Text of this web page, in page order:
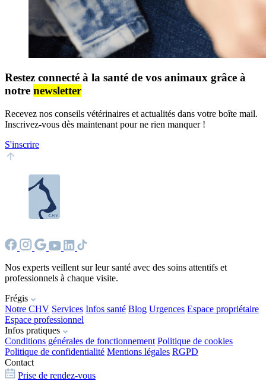
Restez connecté à la santé de vos animaux grâce à
notre newsletter
Recevez nos conseils vétérinaires et actualités dans votre boîte mail.
Inscrivez-vous dès maintenant pour ne rien manquer !
S'inscrire
Nos experts veillent sur leur santé avec des soins attentifs et
professionnels à chaque visite.
Frégis
Notre CHV Services Infos santé Blog Urgences Espace propriétaire
Espace professionnel
Infos pratiques
Conditions générales de fonctionnement Politique de cookies
Politique de confidentialité Mentions légales RGPD
Contact
Prise de rendez-vous